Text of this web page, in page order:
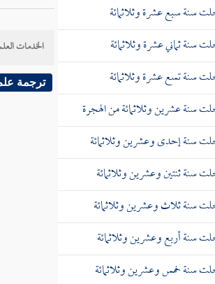
سنة سبع عشرة وثلاثمائة
سنة ثماني عشرة وثلاثمائة
سنة تسع عشرة وثلاثمائة
سنة عشرين وثلاثمائة من الهجرة
سنة إحدى وعشرين وثلاثمائة
سنة ثنتين وعشرين وثلاثمائة
سنة ثلاث وعشرين وثلاثمائة
سنة أربع وعشرين وثلاثمائة
سنة خمس وعشرين وثلاثمائة
الخدمات
ترجمة